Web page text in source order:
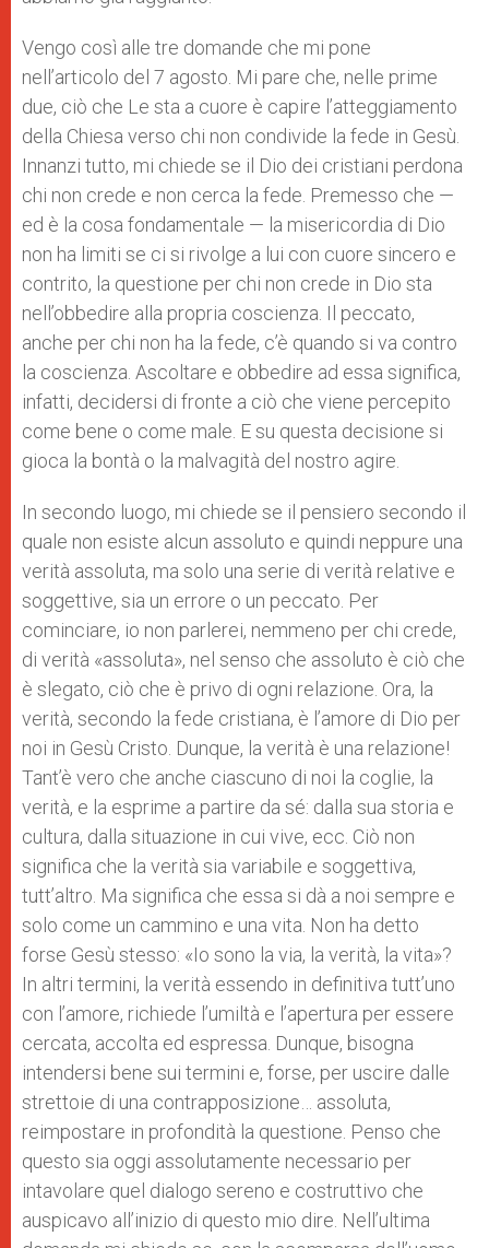
Vengo così alle tre domande che mi pone
nell’articolo del 7 agosto. Mi pare che, nelle prime
due, ciò che Le sta a cuore è capire l’atteggiamento
della Chiesa verso chi non condivide la fede in Gesù.
Innanzi tutto, mi chiede se il Dio dei cristiani perdona
chi non crede e non cerca la fede. Premesso che —
ed è la cosa fondamentale — la misericordia di Dio
non ha limiti se ci si rivolge a lui con cuore sincero e
contrito, la questione per chi non crede in Dio sta
nell’obbedire alla propria coscienza. Il peccato,
anche per chi non ha la fede, c’è quando si va contro
la coscienza. Ascoltare e obbedire ad essa significa,
infatti, decidersi di fronte a ciò che viene percepito
come bene o come male. E su questa decisione si
gioca la bontà o la malvagità del nostro agire.
In secondo luogo, mi chiede se il pensiero secondo il
quale non esiste alcun assoluto e quindi neppure una
verità assoluta, ma solo una serie di verità relative e
soggettive, sia un errore o un peccato. Per
cominciare, io non parlerei, nemmeno per chi crede,
di verità «assoluta», nel senso che assoluto è ciò che
è slegato, ciò che è privo di ogni relazione. Ora, la
verità, secondo la fede cristiana, è l’amore di Dio per
noi in Gesù Cristo. Dunque, la verità è una relazione!
Tant’è vero che anche ciascuno di noi la coglie, la
verità, e la esprime a partire da sé: dalla sua storia e
cultura, dalla situazione in cui vive, ecc. Ciò non
significa che la verità sia variabile e soggettiva,
tutt’altro. Ma significa che essa si dà a noi sempre e
solo come un cammino e una vita. Non ha detto
forse Gesù stesso: «Io sono la via, la verità, la vita»?
In altri termini, la verità essendo in definitiva tutt’uno
con l’amore, richiede l’umiltà e l’apertura per essere
cercata, accolta ed espressa. Dunque, bisogna
intendersi bene sui termini e, forse, per uscire dalle
strettoie di una contrapposizione… assoluta,
reimpostare in profondità la questione. Penso che
questo sia oggi assolutamente necessario per
intavolare quel dialogo sereno e costruttivo che
auspicavo all’inizio di questo mio dire. Nell’ultima